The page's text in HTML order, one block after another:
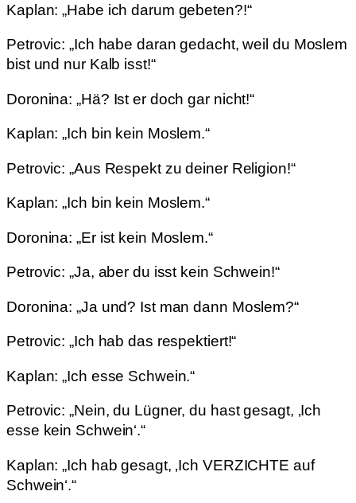
Kaplan: „Habe ich darum gebeten?!“
Petrovic: „Ich habe daran gedacht, weil du Moslem
bist und nur Kalb isst!“
Doronina: „Hä? Ist er doch gar nicht!“
Kaplan: „Ich bin kein Moslem.“
Petrovic: „Aus Respekt zu deiner Religion!“
Kaplan: „Ich bin kein Moslem.“
Doronina: „Er ist kein Moslem.“
Petrovic: „Ja, aber du isst kein Schwein!“
Doronina: „Ja und? Ist man dann Moslem?“
Petrovic: „Ich hab das respektiert!“
Kaplan: „Ich esse Schwein.“
Petrovic: „Nein, du Lügner, du hast gesagt, ‚Ich
esse kein Schwein‘.“
Kaplan: „Ich hab gesagt, ‚Ich VERZICHTE auf
Schwein‘.“